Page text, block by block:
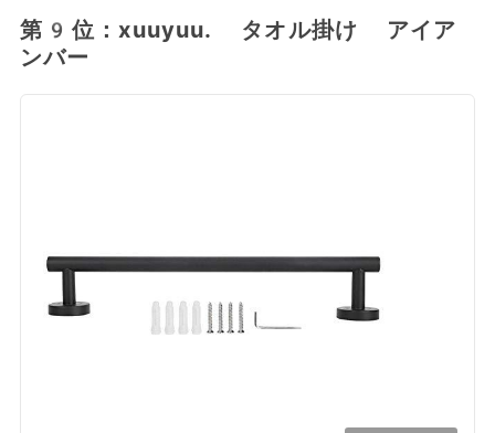
第9位：xuuyuu. タオル掛け アイア
ンバー